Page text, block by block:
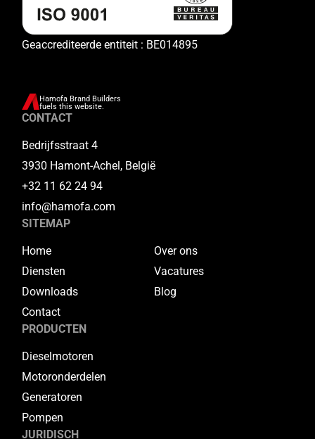
Geaccrediteerde entiteit : BE014895
Hamofa Brand Builders
fuels this website.
CONTACT
Bedrijfsstraat 4
3930 Hamont-Achel, België
+32 11 62 24 94
info@hamofa.com
SITEMAP
Home
Over ons
Diensten
Vacatures
Downloads
Blog
Contact
PRODUCTEN
Dieselmotoren
Motoronderdelen
Generatoren
Pompen
JURIDISCH